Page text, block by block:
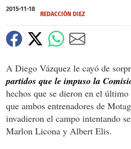
2015-11-18
REDACCIÓN DIEZ
A Diego Vázquez le cayó de
partidos que le impuso la
hechos que se dieron en el
que ambos entrenadores de
invadieron el campo intentando
Marlon Licona y Albert Elis.